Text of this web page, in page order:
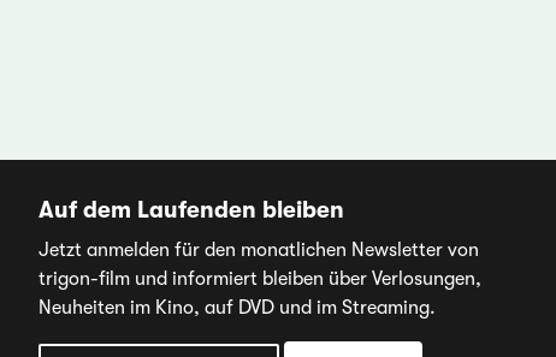
Auf dem Laufenden bleiben
Jetzt anmelden für den monatlichen Newsletter von
trigon-film und informiert bleiben über Verlosungen,
Neuheiten im Kino, auf DVD und im Streaming.